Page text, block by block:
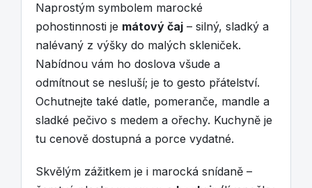
Naprostým symbolem marocké
pohostinnosti je mátový čaj – silný, sladký a
nalévaný z výšky do malých skleniček.
Nabídnou vám ho doslova všude a
odmítnout se nesluší; je to gesto přátelství.
Ochutnejte také datle, pomeranče, mandle a
sladké pečivo s medem a ořechy. Kuchyně je
tu cenově dostupná a porce vydatné.
Skvělým zážitkem je i marocká snídaně –